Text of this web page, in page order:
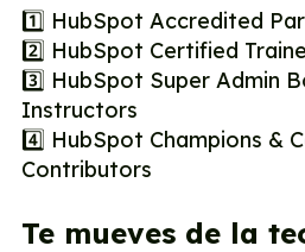
1️⃣ HubSpot Accredited
2️⃣ HubSpot Certified
3️⃣ HubSpot Super Admin
Instructors
4️⃣ HubSpot Champions &
Contributors
Te mueves de la